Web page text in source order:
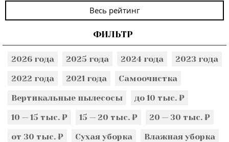
Весь рейтинг
ФИЛЬТР
2026 года 2025 года 2024 года
2023 года
2022 года
2021 года
Самоочистка
Вертикальные пылесосы
до 10 тыс. ₽
10 — 15 тыс. ₽
15 — 20 тыс. ₽
20 — 30 тыс. ₽
от 30 тыс. ₽
Сухая уборка
Влажная уборка